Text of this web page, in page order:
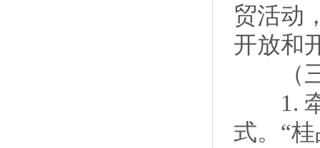
贸活动
开放和
（三
1. 牵
式。“